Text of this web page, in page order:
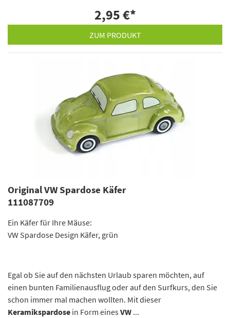
2,95 €*
ZUM PRODUKT
Original VW Spardose Käfer
111087709
Ein Käfer für Ihre Mäuse:
VW Spardose Design Käfer, grün
Egal ob Sie auf den nächsten Urlaub sparen möchten, auf
einen bunten Familienausflug oder auf den Surfkurs, den Sie
schon immer mal machen wollten. Mit dieser
Keramikspardose in Form einesVW ...